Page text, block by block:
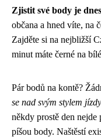
Zjistit své body je
občana a hned víte, na
Zajděte si na nejbližší
minut máte černé na
Pár bodů na kontě?
se nad svým stylem
někdy prostě den nejde
píšou body. Naštěstí